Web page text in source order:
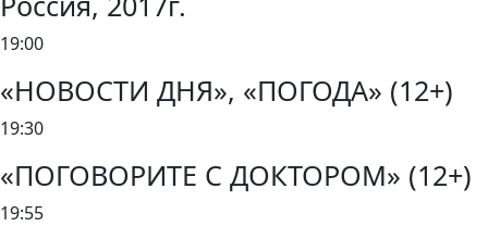
19:00
«НОВОСТИ ДНЯ», «ПОГОДА» (12+)
19:30
«ПОГОВОРИТЕ С ДОКТОРОМ» (12+)
19:55